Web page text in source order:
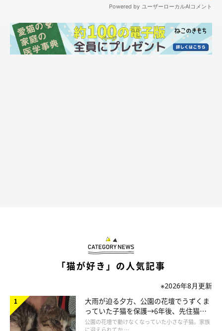
「猫が好き」の人気記事
※2026年8月更新
大雨が迫る夕方、公園の花壇でうずくま
っていた子猫を保護→6年後、先住猫
と“姉妹”のような関係に
公園の花壇で動けなくなっていた小さな子猫。家族